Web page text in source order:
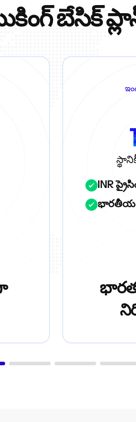
బేసిక్
INR
భారతీయ